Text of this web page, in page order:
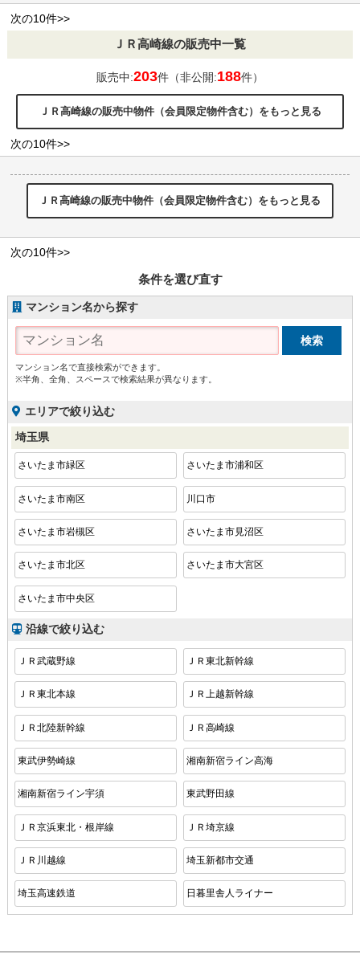
次の10件>>
ＪＲ高崎線の販売中一覧
販売中:203件（非公開:188件）
ＪＲ高崎線の販売中物件（会員限定物件含む）をもっと見る
次の10件>>
ＪＲ高崎線の販売中物件（会員限定物件含む）をもっと見る
次の10件>>
条件を選び直す
マンション名から探す
マンション名で直接検索ができます。
※半角、全角、スペースで検索結果が異なります。
エリアで絞り込む
埼玉県
さいたま市緑区 さいたま市浦和区
さいたま市南区 川口市
さいたま市岩槻区 さいたま市見沼区
さいたま市北区 さいたま市大宮区
さいたま市中央区
沿線で絞り込む
ＪＲ武蔵野線 ＪＲ東北新幹線
ＪＲ東北本線 ＪＲ上越新幹線
ＪＲ北陸新幹線 ＪＲ高崎線
東武伊勢崎線 湘南新宿ライン高海
湘南新宿ライン宇須 東武野田線
ＪＲ京浜東北・根岸線 ＪＲ埼京線
ＪＲ川越線 埼玉新都市交通
埼玉高速鉄道 日暮里舎人ライナー